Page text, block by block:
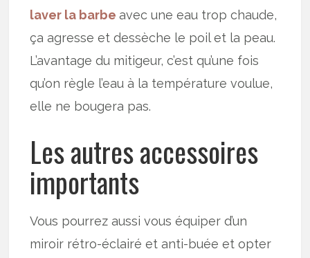
laver la barbe avec une eau trop chaude,
ça agresse et dessèche le poil et la peau.
L’avantage du mitigeur, c’est qu’une fois
qu’on règle l’eau à la température voulue,
elle ne bougera pas.
Les autres accessoires
importants
Vous pourrez aussi vous équiper d’un
miroir rétro-éclairé et anti-buée et opter